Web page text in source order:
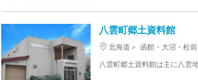
八雲町郷土資料館
北海道 函館・大沼・松前